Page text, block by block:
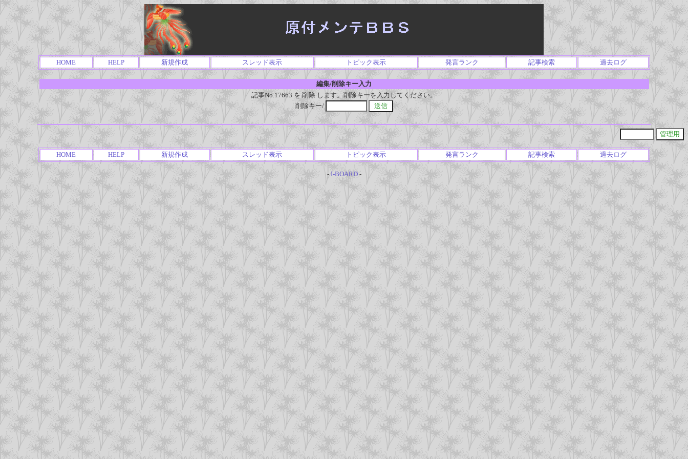
HOME HELP 新規作成 スレッド表示 トピック表示 発言ランク 記事検索 過去ログ
編集/削除キー入力
記事No.17663 を 削除 します。削除キーを入力してください。
削除キー/
HOME HELP 新規作成 スレッド表示 トピック表示 発言ランク 記事検索 過去ログ
- I-BOARD-